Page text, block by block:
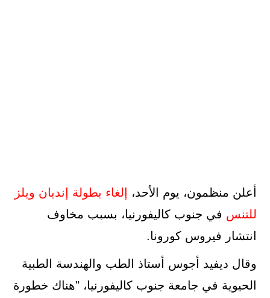
أعلن منظمون، يوم الأحد، إلغاء بطولة إنديان ويلز
للتنس في جنوب كاليفورنيا، بسبب مخاوف
انتشار فيروس كورونا.
وقال ديفيد أجوس أستاذ الطب والهندسة الطبية
الحيوية في جامعة جنوب كاليفورنيا، "هناك خطورة